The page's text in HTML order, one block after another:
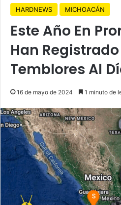
HARDNEWS MICHOACÁN
Este Año En
Han Registrado
Temblores Al
16 de mayo de 2024 1 minuto de